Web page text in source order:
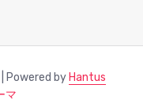
Powered by Hantus
マ